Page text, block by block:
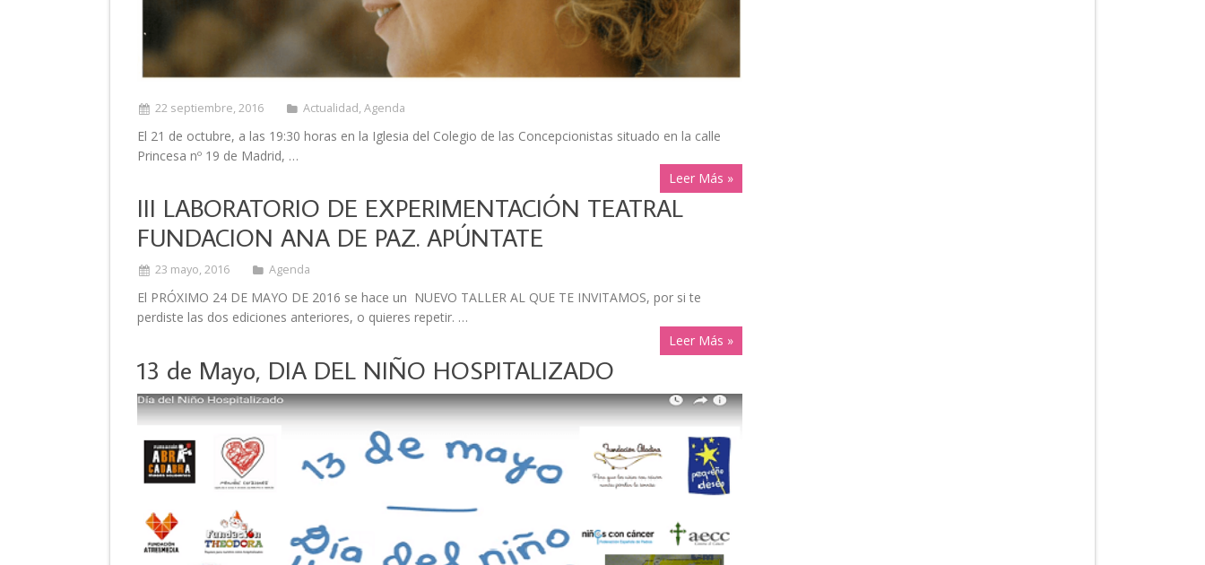
22 septiembre, 2016 Actualidad, Agenda
El 21 de octubre, a las 19:30 horas en la Iglesia del Colegio de las Concepcionistas situado en la calle
Princesa nº 19 de Madrid, …
Leer Más »
III LABORATORIO DE EXPERIMENTACIÓN TEATRAL
FUNDACION ANA DE PAZ. APÚNTATE
23 mayo, 2016 Agenda
El PRÓXIMO 24 DE MAYO DE 2016 se hace un NUEVO TALLER AL QUE TE INVITAMOS, por si te
perdiste las dos ediciones anteriores, o quieres repetir. …
Leer Más »
13 de Mayo, DIA DEL NIÑO HOSPITALIZADO